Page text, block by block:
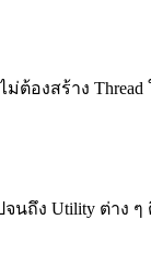
ม่ต้องสร้าง
จนถึง Utility ต่าง